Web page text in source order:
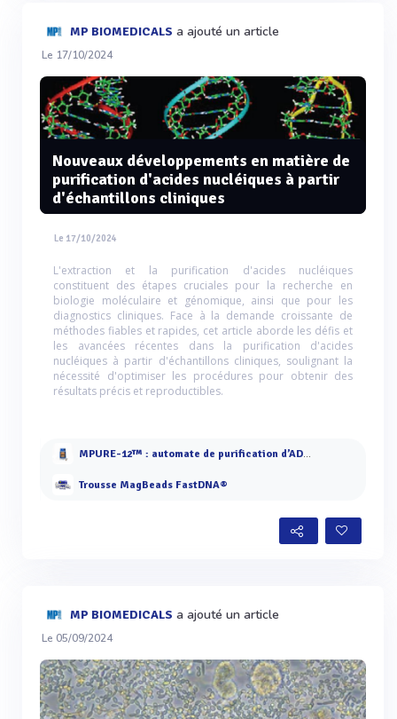
MP BIOMEDICALS a ajouté un article
Le 17/10/2024
Nouveaux développements en matière de
purification d'acides nucléiques à partir
d'échantillons cliniques
Le 17/10/2024
L'extraction et la purification d'acides nucléiques
constituent des étapes cruciales pour la recherche en
biologie moléculaire et génomique, ainsi que pour les
diagnostics cliniques. Face à la demande croissante de
méthodes fiables et rapides, cet article aborde les défis et
les avancées récentes dans la purification d'acides
nucléiques à partir d'échantillons cliniques, soulignant la
nécessité d'optimiser les procédures pour obtenir des
résultats précis et reproductibles.
MPURE-12™ : automate de purification d’ADN/ARN
Trousse MagBeads FastDNA®
MP BIOMEDICALS a ajouté un article
Le 05/09/2024